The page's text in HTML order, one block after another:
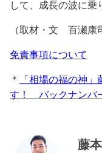
して、成長の波に乗
（取材・文 百瀬康
免責事項について
＊
「相場の福の神
す！ バックナンバ
藤